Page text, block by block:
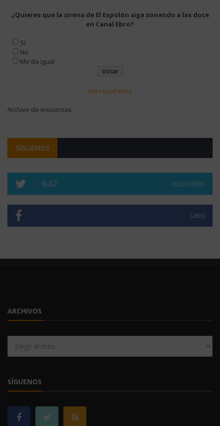
¿Quieres que la sirena de El Espolón siga sonando a las doce
en Canal Ebro?
Sí
No
Me da igual
Ver resultados
Archivo de encuestas
SÍGUENOS
647 FOLLOWERS
LIKES
ARCHIVOS
SÍGUENOS